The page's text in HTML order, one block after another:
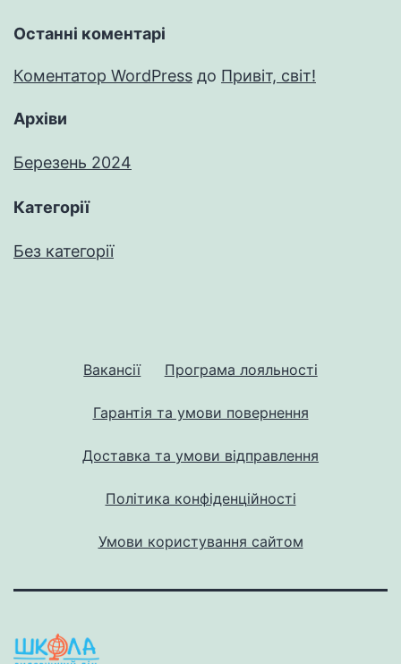
Останні коментарі
Коментатор WordPress до Привіт, світ!
Архіви
Березень 2024
Категорії
Без категорії
Вакансії Програма лояльності
Гарантія та умови повернення
Доставка та умови відправлення
Політика конфіденційності
Умови користування сайтом